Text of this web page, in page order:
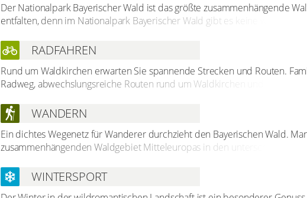
Der Nationalpark Bayerischer Wald ist das größte zusammenhängende
entfalten, denn im Nationalpark Bayerischer Wald gibt es keine
Holzstegen erfahren, wie neuer Wald entsteht und wie er sich
mehrstündigen Waldspaziergang heimische Tiere in großräumigen
Bergwald kennenlernen.
RADFAHREN
Rund um Waldkirchen erwarten Sie spannende Strecken und Routen.
Radweg, abwechslungsreiche Routen rund um Waldkirchen und
WANDERN
Ein dichtes Wegenetz für Wanderer durchzieht den Bayerischen Wald.
zusammenhängenden Waldgebiet Mitteleuropas in den
umliegenden Wanderwege mit attraktiven Zielen, wie zum Beispiel dem
zum Teil einsamen Wegen und Waldpfaden den Alltag vergessen und die
WINTERSPORT